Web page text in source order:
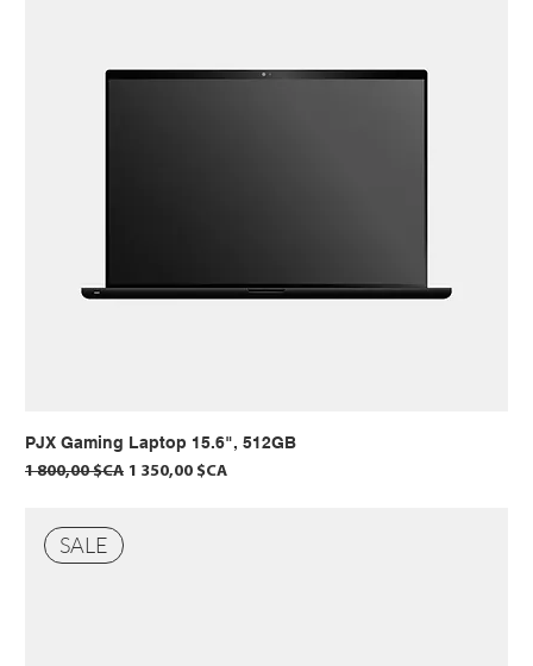
PJX Gaming Laptop 15.6", 512GB
Prix original
1 800,00 $CA Prix promotionnel
1 350,00 $CA
SALE